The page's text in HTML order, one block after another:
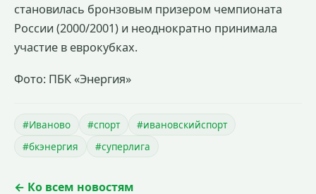
становилась бронзовым призером чемпионата
России (2000/2001) и неоднократно принимала
участие в еврокубках.
Фото: ПБК «Энергия»
#Иваново #спорт
#ивановскийспорт
#бкэнергия
#суперлига
← Ко всем новостям